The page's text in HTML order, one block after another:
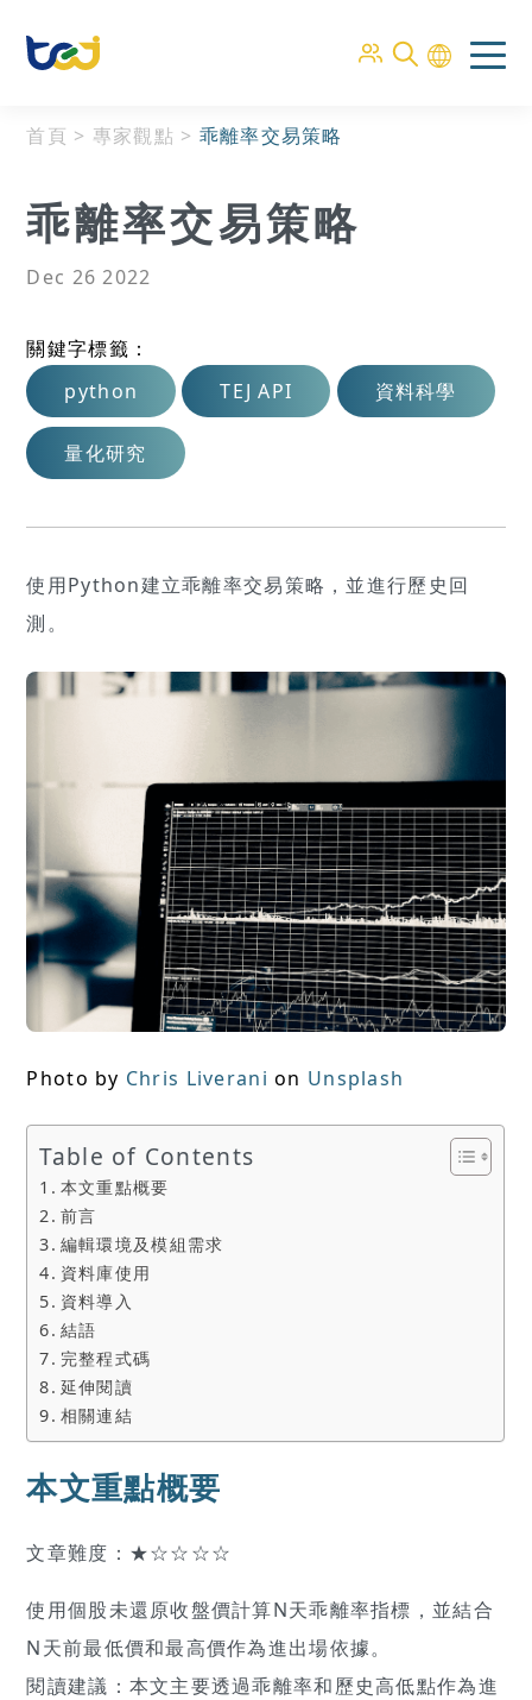
首頁 > 專家觀點 > 乖離率交易策略
乖離率交易策略
Dec 26 2022
關鍵字標籤：
python
TEJ API 資料科學
量化研究
使用Python建立乖離率交易策略，並進行歷史回
測。
Photo by Chris Liverani on Unsplash
Table of Contents
本文重點概要
前言
編輯環境及模組需求
資料庫使用
資料導入
結語
完整程式碼
延伸閱讀
相關連結
本文重點概要
文章難度：★☆☆☆☆
使用個股未還原收盤價計算N天乖離率指標，並結合
N天前最低價和最高價作為進出場依據。
閱讀建議：本文主要透過乖離率和歷史高低點作為進